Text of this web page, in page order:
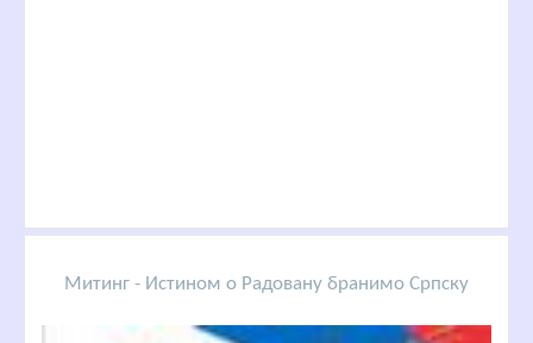
Митинг - Истином о Радовану бранимо Српску